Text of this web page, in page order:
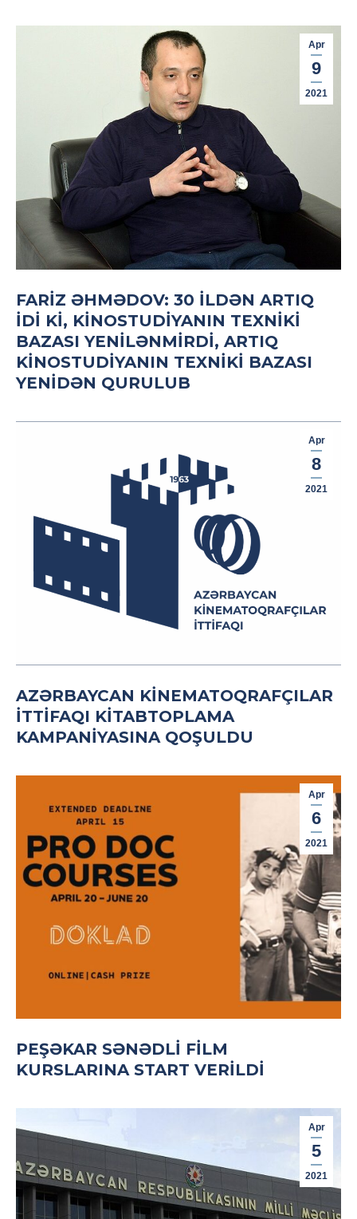
Apr
9
2021
FARIZ ƏHMƏDOV: 30 ILDƏN ARTIQ
IDI KI, KINOSTUDIYANIN TEXNIKI
BAZASI YENILƏNMIRDI, ARTIQ
KINOSTUDIYANIN TEXNIKI BAZASI
YENIDƏN QURULUB
Apr
8
2021
AZƏRBAYCAN KINEMATOQRAFÇILAR
İTTIFAQI KITABTOPLAMA
KAMPANIYASINA QOŞULDU
Apr
6
2021
PEŞƏKAR SƏNƏDLİ FİLM
KURSLARINA START VERİLDİ
Apr
5
2021